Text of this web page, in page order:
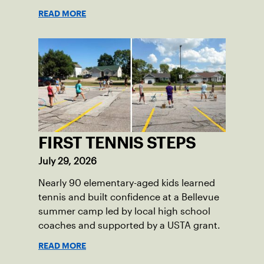
READ MORE
FIRST TENNIS STEPS
July 29, 2026
Nearly 90 elementary-aged kids learned
tennis and built confidence at a Bellevue
summer camp led by local high school
coaches and supported by a USTA grant.
READ MORE